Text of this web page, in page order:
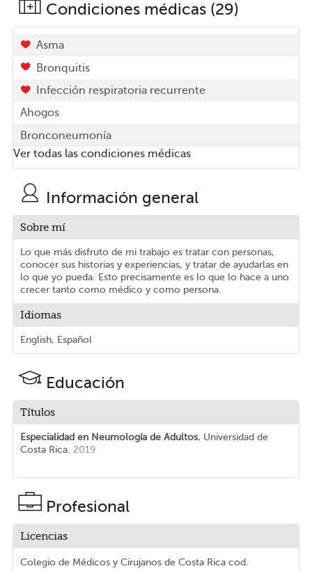
Condiciones médicas (29)
Asma
Bronquitis
Infección respiratoria recurrente
Ahogos
Bronconeumonía
Ver todas las condiciones médicas
Información general
Sobre mí
Lo que más disfruto de mi trabajo es tratar con personas,
conocer sus historias y experiencias, y tratar de ayudarlas en
lo que yo pueda. Esto precisamente es lo que lo hace a uno
crecer tanto como médico y como persona.
Idiomas
English, Español
Educación
Títulos
Especialidad en Neumología de Adultos. Universidad de
Costa Rica. 2019
Profesional
Licencias
Colegio de Médicos y Cirujanos de Costa Rica cod.